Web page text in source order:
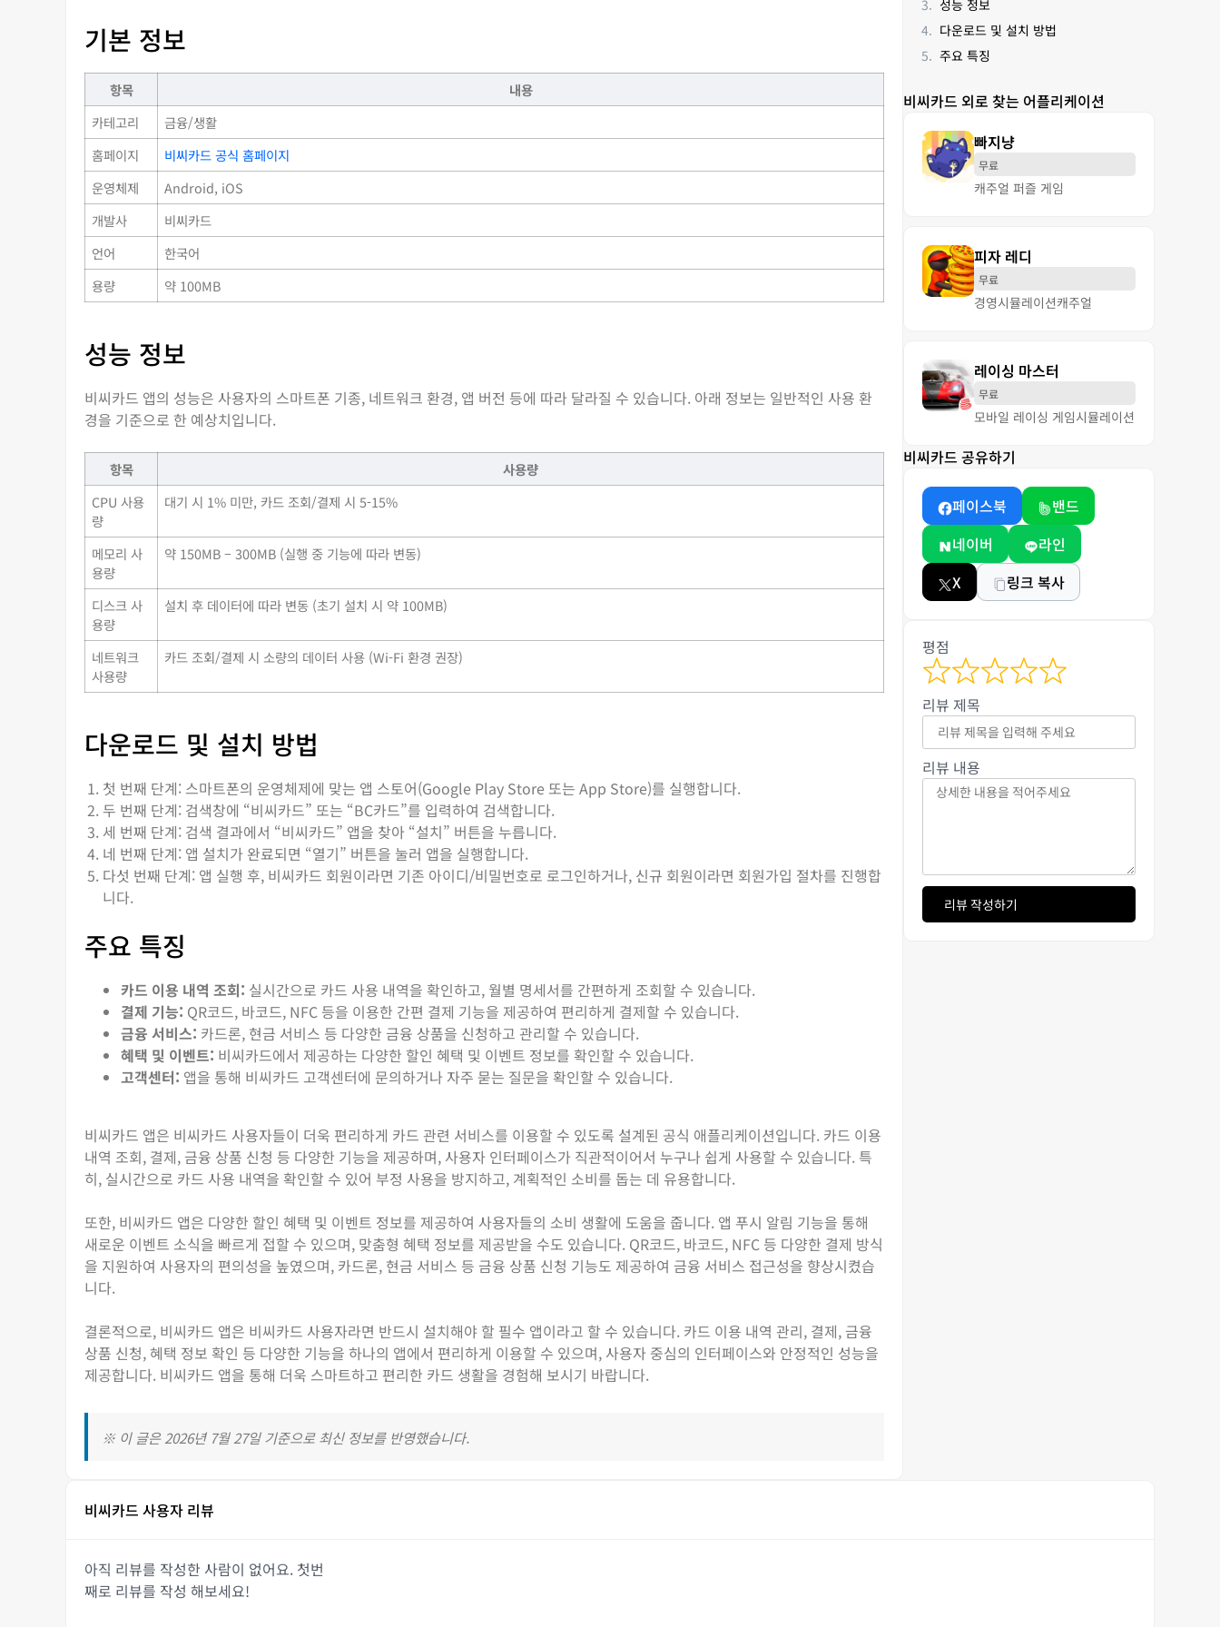
기본 정보
항목
내용
카테고리
금융/생활
홈페이지
비씨카드 공식 홈페이지
운영체제
Android, iOS
개발사
비씨카드
언어
한국어
용량
약 100MB
성능 정보
비씨카드 앱의 성능은 사용자의 스마트폰 기종, 네트워크 환경, 앱 버전 등에 따라 달라질 수 있습니다. 아래 정보는 일반적인 사용 환
경을 기준으로 한 예상치입니다.
항목
사용량
CPU 사용
량
대기 시 1% 미만, 카드 조회/결제 시 5-15%
메모리 사
용량
약 150MB – 300MB (실행 중 기능에 따라 변동)
디스크 사
용량
설치 후 데이터에 따라 변동 (초기 설치 시 약 100MB)
네트워크
사용량
카드 조회/결제 시 소량의 데이터 사용 (Wi-Fi 환경 권장)
다운로드 및 설치 방법
첫 번째 단계: 스마트폰의 운영체제에 맞는 앱 스토어(Google Play Store 또는 App Store)를 실행합니다.
두 번째 단계: 검색창에 “비씨카드” 또는 “BC카드”를 입력하여 검색합니다.
세 번째 단계: 검색 결과에서 “비씨카드” 앱을 찾아 “설치” 버튼을 누릅니다.
네 번째 단계: 앱 설치가 완료되면 “열기” 버튼을 눌러 앱을 실행합니다.
다섯 번째 단계: 앱 실행 후, 비씨카드 회원이라면 기존 아이디/비밀번호로 로그인하거나, 신규 회원이라면 회원가입 절차를 진행합
니다.
주요 특징
카드 이용 내역 조회: 실시간으로 카드 사용 내역을 확인하고, 월별 명세서를 간편하게 조회할 수 있습니다.
결제 기능: QR코드, 바코드, NFC 등을 이용한 간편 결제 기능을 제공하여 편리하게 결제할 수 있습니다.
금융 서비스: 카드론, 현금 서비스 등 다양한 금융 상품을 신청하고 관리할 수 있습니다.
혜택 및 이벤트: 비씨카드에서 제공하는 다양한 할인 혜택 및 이벤트 정보를 확인할 수 있습니다.
고객센터: 앱을 통해 비씨카드 고객센터에 문의하거나 자주 묻는 질문을 확인할 수 있습니다.
비씨카드 앱은 비씨카드 사용자들이 더욱 편리하게 카드 관련 서비스를 이용할 수 있도록 설계된 공식 애플리케이션입니다. 카드 이용
내역 조회, 결제, 금융 상품 신청 등 다양한 기능을 제공하며, 사용자 인터페이스가 직관적이어서 누구나 쉽게 사용할 수 있습니다. 특
히, 실시간으로 카드 사용 내역을 확인할 수 있어 부정 사용을 방지하고, 계획적인 소비를 돕는 데 유용합니다.
또한, 비씨카드 앱은 다양한 할인 혜택 및 이벤트 정보를 제공하여 사용자들의 소비 생활에 도움을 줍니다. 앱 푸시 알림 기능을 통해
새로운 이벤트 소식을 빠르게 접할 수 있으며, 맞춤형 혜택 정보를 제공받을 수도 있습니다. QR코드, 바코드, NFC 등 다양한 결제 방식
을 지원하여 사용자의 편의성을 높였으며, 카드론, 현금 서비스 등 금융 상품 신청 기능도 제공하여 금융 서비스 접근성을 향상시켰습
니다.
결론적으로, 비씨카드 앱은 비씨카드 사용자라면 반드시 설치해야 할 필수 앱이라고 할 수 있습니다. 카드 이용 내역 관리, 결제, 금융
상품 신청, 혜택 정보 확인 등 다양한 기능을 하나의 앱에서 편리하게 이용할 수 있으며, 사용자 중심의 인터페이스와 안정적인 성능을
제공합니다. 비씨카드 앱을 통해 더욱 스마트하고 편리한 카드 생활을 경험해 보시기 바랍니다.
※ 이 글은 2026년 7월 27일 기준으로 최신 정보를 반영했습니다.
성능 정보
다운로드 및 설치 방법
주요 특징
비씨카드 외로 찾는 어플리케이션
빠지냥
무료
캐주얼 퍼즐 게임
피자 레디
무료
경영시뮬레이션캐주얼
레이싱 마스터
무료
모바일 레이싱 게임시뮬레이션
비씨카드 공유하기
페이스북
밴드
네이버
라인
X
링크 복사
평점
리뷰 제목
리뷰 내용
리뷰 작성하기
비씨카드 사용자 리뷰
아직 리뷰를 작성한 사람이 없어요. 첫번
째로 리뷰를 작성 해보세요!